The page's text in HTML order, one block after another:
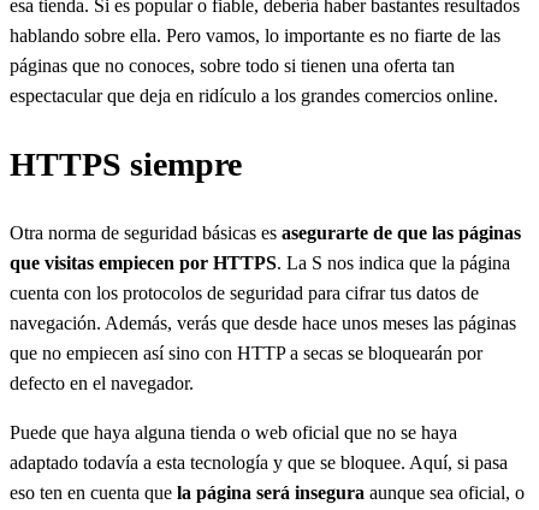
esa tienda. Si es popular o fiable, debería haber bastantes resultados
hablando sobre ella. Pero vamos, lo importante es no fiarte de las
páginas que no conoces, sobre todo si tienen una oferta tan
espectacular que deja en ridículo a los grandes comercios online.
HTTPS siempre
Otra norma de seguridad básicas es asegurarte de que las páginas
que visitas empiecen por HTTPS. La S nos indica que la página
cuenta con los protocolos de seguridad para cifrar tus datos de
navegación. Además, verás que desde hace unos meses las páginas
que no empiecen así sino con HTTP a secas se bloquearán por
defecto en el navegador.
Puede que haya alguna tienda o web oficial que no se haya
adaptado todavía a esta tecnología y que se bloquee. Aquí, si pasa
eso ten en cuenta que la página será insegura aunque sea oficial, o